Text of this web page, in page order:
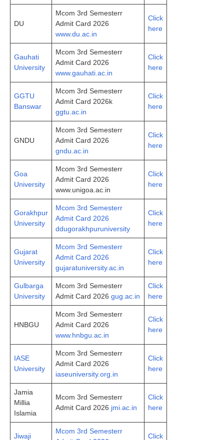
DU
Mcom 3rd Semesterr
Admit Card 2026
www.du.ac.in
Click
here
Gauhati
University
Mcom 3rd Semesterr
Admit Card 2026
www.gauhati.ac.in
Click
here
GGTU
Banswar
Mcom 3rd Semesterr
Admit Card 2026k
ggtu.ac.in
Click
here
GNDU
Mcom 3rd Semesterr
Admit Card 2026
gndu.ac.in
Click
here
Goa
University
Mcom 3rd Semesterr
Admit Card 2026
www.unigoa.ac.in
Click
here
Gorakhpur
University
Mcom 3rd Semesterr
Admit Card 2026
ddugorakhpuruniversity
Click
here
Gujarat
University
Mcom 3rd Semesterr
Admit Card 2026
gujaratuniversity.ac.in
Click
here
Gulbarga
University
Mcom 3rd Semesterr
Admit Card 2026 gug.ac.in
Click
here
HNBGU
Mcom 3rd Semesterr
Admit Card 2026
www.hnbgu.ac.in
Click
here
IASE
University
Mcom 3rd Semesterr
Admit Card 2026
iaseuniversity.org.in
Click
here
Jamia
Millia
Islamia
Mcom 3rd Semesterr
Admit Card 2026 jmi.ac.in
Click
here
Jiwaji
Mcom 3rd Semesterr
Click